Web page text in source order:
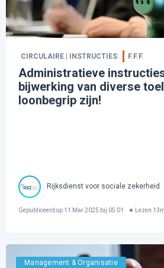
CIRCULAIRE | INSTRUCTIES F.F.F.
Administratieve
bijwerking van diverse
loonbegrip zijn!
Rijksdienst voor sociale zekerheid
Gepubliceerd op 11 Mar 2025 bij 05:01 Lezen 13
Management & Organisatie